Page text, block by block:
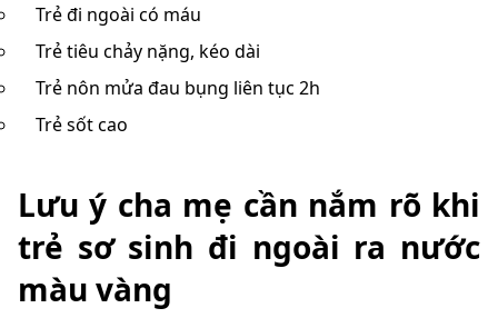
Trẻ đi ngoài có máu
Trẻ tiêu chảy nặng, kéo dài
Trẻ nôn mửa đau bụng liên tục 2h
Trẻ sốt cao
Lưu ý cha mẹ cần nắm rõ khi
trẻ sơ sinh đi ngoài ra nước
màu vàng